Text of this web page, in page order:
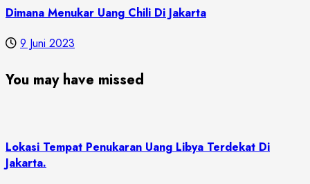
Dimana Menukar Uang Chili Di Jakarta
9 Juni 2023
You may have missed
Lokasi Tempat Penukaran Uang Libya Terdekat Di
Jakarta.